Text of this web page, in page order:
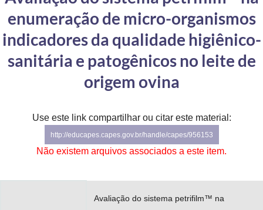
Controladoria-Geral da União
Ministério da Mulher, da Família e dos Direitos Humanos
Secretaria-Geral
Advocacia-Geral da União
Banco Central do Brasil
Planalto
enumeração de micro-organismos
indicadores da qualidade higiênico-
sanitária e patogênicos no leite de
origem ovina
Use este link compartilhar ou citar este material:
http://educapes.capes.gov.br/handle/capes/956153
Não existem arquivos associados a este item.
Avaliação do sistema petrifilm™ na